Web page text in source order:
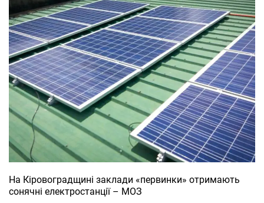
На Кіровоградщині заклади «первинки» отримають
сонячні електростанції – МОЗ